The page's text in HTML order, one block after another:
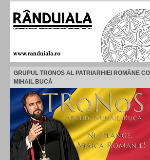
GRUPUL TRONOS AL PATRIARHIEI ROMÂNE
MIHAIL BUCĂ